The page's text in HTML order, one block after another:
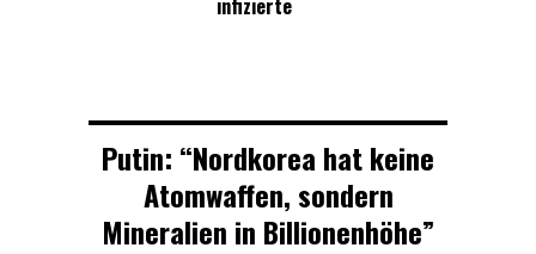
infizierte
Putin: “Nordkorea hat keine
Atomwaffen, sondern
Mineralien in Billionenhöhe”